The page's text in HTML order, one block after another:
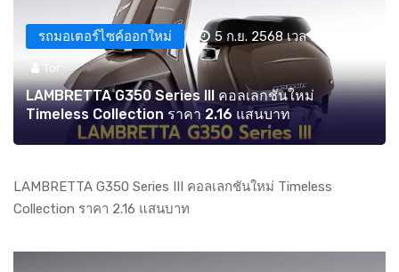
รถมอเตอร์ไซค์ออกใหม่ 5 ก.ย. 2568 เวลา 15:48 น.
Tor
LAMBRETTA G350 Series III คอลเลกชันใหม่
Timeless Collection ราคา 2.16 แสนบาท
LAMBRETTA G350 Series III คอลเลกชันใหม่ Timeless
Collection ราคา 2.16 แสนบาท